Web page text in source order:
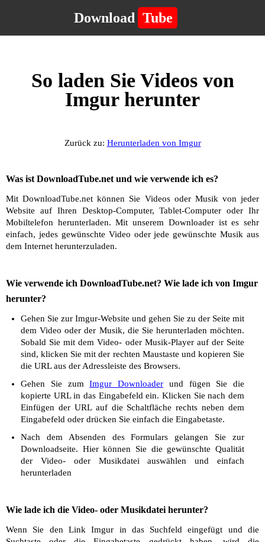
Download Tube
So laden Sie Videos von
Imgur herunter
Zurück zu: Herunterladen von Imgur
Was ist DownloadTube.net und wie verwende ich es?
Mit DownloadTube.net können Sie Videos oder Musik von jeder
Website auf Ihren Desktop-Computer, Tablet-Computer oder Ihr
Mobiltelefon herunterladen. Mit unserem Downloader ist es sehr
einfach, jedes gewünschte Video oder jede gewünschte Musik aus
dem Internet herunterzuladen.
Wie verwende ich DownloadTube.net? Wie lade ich von Imgur
herunter?
Gehen Sie zur Imgur-Website und gehen Sie zu der Seite mit
dem Video oder der Musik, die Sie herunterladen möchten.
Sobald Sie mit dem Video- oder Musik-Player auf der Seite
sind, klicken Sie mit der rechten Maustaste und kopieren Sie
die URL aus der Adressleiste des Browsers.
Gehen Sie zumImgur Downloader und fügen Sie die
kopierte URL in das Eingabefeld ein. Klicken Sie nach dem
Einfügen der URL auf die Schaltfläche rechts neben dem
Eingabefeld oder drücken Sie einfach die Eingabetaste.
Nach dem Absenden des Formulars gelangen Sie zur
Downloadseite. Hier können Sie die gewünschte Qualität
der Video- oder Musikdatei auswählen und einfach
herunterladen
Wie lade ich die Video- oder Musikdatei herunter?
Wenn Sie den Link Imgur in das Suchfeld eingefügt und die